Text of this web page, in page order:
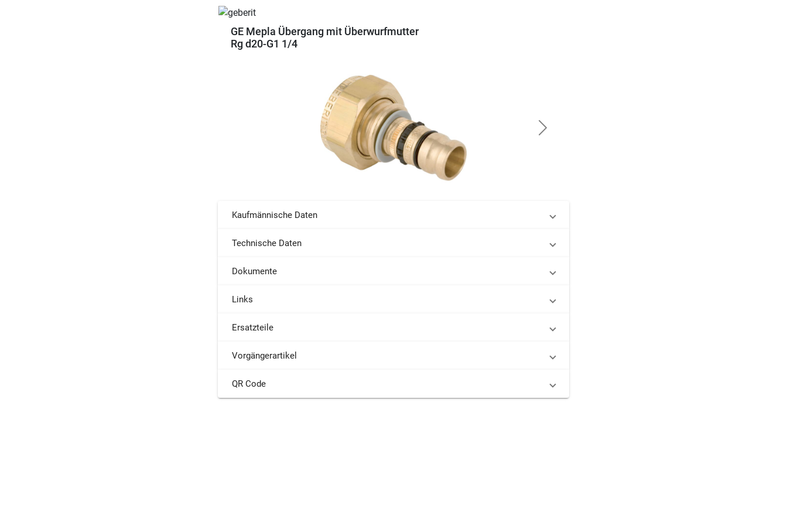
GE Mepla Übergang mit Überwurfmutter
Rg d20-G1 1/4
Kaufmännische Daten
Technische Daten
Dokumente
Links
Ersatzteile
Vorgängerartikel
QR Code